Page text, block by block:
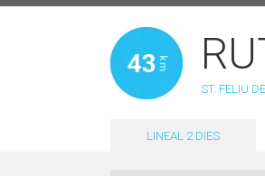
ST. FELIU
LINEAL 2 DIES